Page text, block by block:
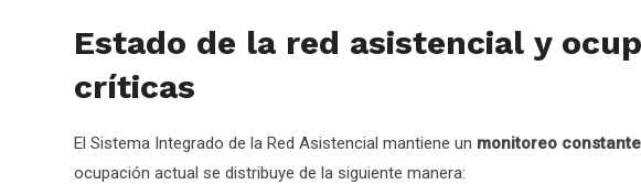
Estado de la red asistencial y
críticas
El Sistema Integrado de la Red Asistencial mantiene un monitoreo
ocupación actual se distribuye de la siguiente manera: